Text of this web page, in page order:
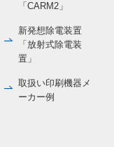
「CARM2」
新発想除電装置
「放射式除電装
置」
取扱い印刷機器メ
ーカー例